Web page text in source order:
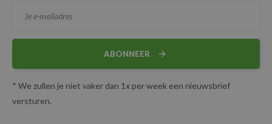
ABONNEER
* We zullen je niet vaker dan 1x per week een nieuwsbrief
versturen.